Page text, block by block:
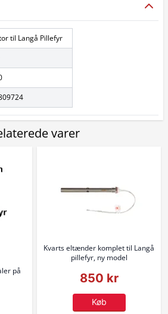
til Langå Pillefyr
varer
på
Kvarts eltænder komplet til Langå
pillefyr, ny model
850 kr
Køb